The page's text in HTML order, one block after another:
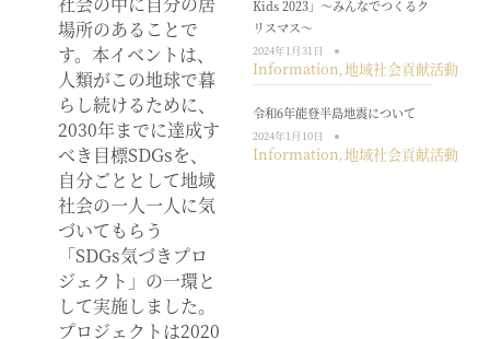
場所のあることで
す。本イベントは、
人類がこの地球で暮
らし続けるために、
2030年までに達成す
べき目標SDGsを、
自分ごととして地域
社会の一人一人に気
づいてもらう
「SDGs気づきプロ
ジェクト」の一環と
して実施しました。
プロジェクトは2020
Kids 2023」～みんなでつくるク
リスマス～
2024年1月31日
Information 地域社会貢献活動
令和6年能登半島地震について
2024年1月10日
Information,地域社会貢献活動